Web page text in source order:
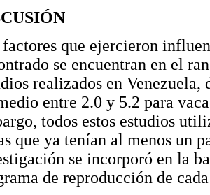
que ejercieron
se encuentran en el
realizados en
entre 2.0 y 5.2 para
todos estos estudios
que ya tenían al menos un
se incorporó en la
de reproducción de